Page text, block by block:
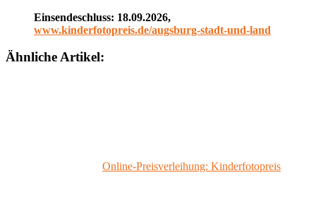
Einsendeschluss: 18.09.2026,
www.kinderfotopreis.de/augsburg-stadt-und-land
Ähnliche Artikel:
Online-Preisverleihung: Kinderfotopreis